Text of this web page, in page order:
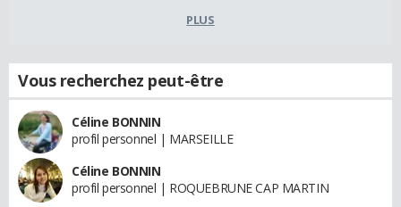
PLUS
Vous recherchez peut-être
Céline BONNIN
profil personnel | MARSEILLE
Céline BONNIN
profil personnel | ROQUEBRUNE CAP MARTIN